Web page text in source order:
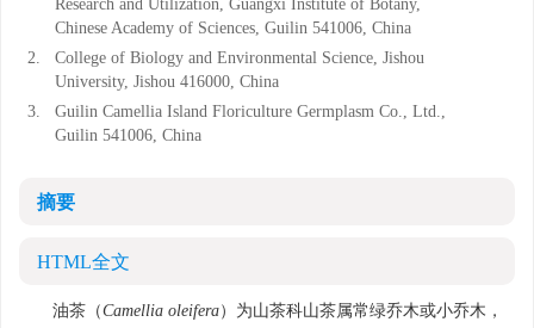
Research and Utilization, Guangxi Institute of Botany,
Chinese Academy of Sciences, Guilin 541006, China
2.
College of Biology and Environmental Science, Jishou
University, Jishou 416000, China
3.
Guilin Camellia Island Floriculture Germplasm Co., Ltd.,
Guilin 541006, China
摘要
HTML全文
油茶（Camellia oleifera）为山茶科山茶属常绿乔木或小乔木，